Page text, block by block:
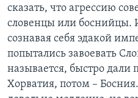
сказать, что агрессию
словенцы или боснийцы.
сознавая себя эдакой
попытались завоевать
называется, быстро дали
Хорватия, потом –